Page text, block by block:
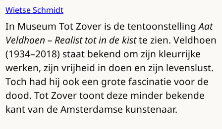
Wietse Schmidt
In Museum Tot Zover is de tentoonstellingAat
Veldhoen – Realist tot in de kistte zien. Veldhoen
(1934–2018) staat bekend om zijn kleurrijke
werken, zijn vrijheid in doen en zijn levenslust.
Toch had hij ook een grote fascinatie voor de
dood. Tot Zover toont deze minder bekende
kant van de Amsterdamse kunstenaar.